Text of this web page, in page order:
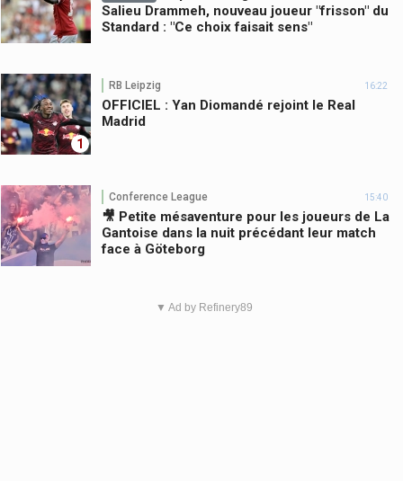
Salieu Drammeh, nouveau joueur "frisson" du
Standard : "Ce choix faisait sens"
1
RB Leipzig 16:22
OFFICIEL : Yan Diomandé rejoint le Real
Madrid
Conference League 15:40
🎥 Petite mésaventure pour les joueurs de La
Gantoise dans la nuit précédant leur match
face à Göteborg
▼ Ad by Refinery89